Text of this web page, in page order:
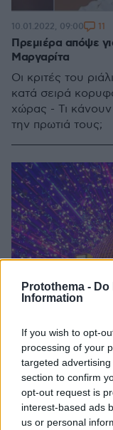
Protothema - Do
Information
If you wish to opt-
processing of your
targeted
section to confirm
opt-out request is
interest-based ads
us or personal
Πρεμιέρα απόψε
Μαργαρίτα
Οι κριτές του
κατά σειρά
χώρας - Τι κάνουν
την πρωτιά τους;
10.01.2022, 09:00 11